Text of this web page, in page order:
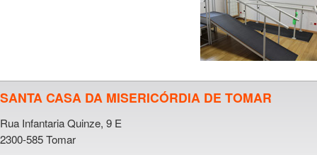
SANTA CASA DA MISERICÓRDIA DE TOMAR
Rua Infantaria Quinze, 9 E
2300-585 Tomar